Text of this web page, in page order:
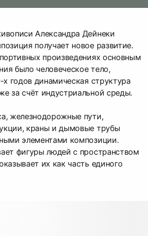
Александра Дейнеки
получает новое развитие.
произведениях основным
было человеческое тело,
х годов динамическая структура
за счёт индустриальной среды.
железнодорожные пути,
краны и дымовые трубы
элементами композиции.
фигуры людей с пространством
их как часть единого